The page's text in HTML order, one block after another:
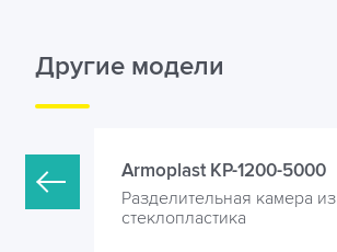
Другие модели
из
Armoplast KP-1200-5000
Разделительная камера из
стеклопластика